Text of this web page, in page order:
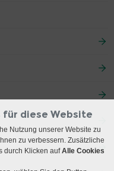
für diese Website
Nutzung unserer Website zu
zu verbessern. Zusätzliche
durch Klicken aufAlle Cookies